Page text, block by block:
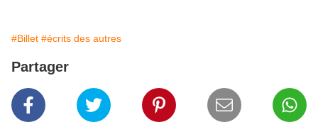
#Billet #écrits des autres
Partager